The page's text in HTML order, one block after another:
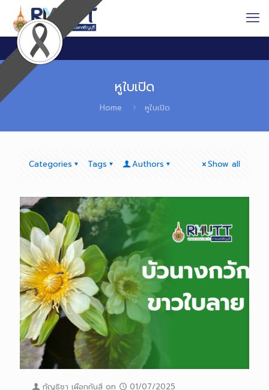
หูใบเปิด
Home หูใบเปิด
Categories Tags Authors Show all
กัญธิชา เผือกกันสี on
01/07/2025